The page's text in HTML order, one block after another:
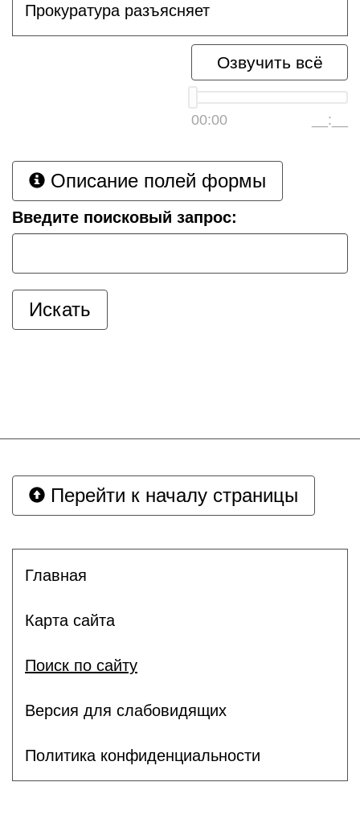
Прокуратура разъясняет
Озвучить всё
00:00 __:__
Описание полей формы
Введите поисковый запрос:
Перейти к началу страницы
Главная
Карта сайта
Поиск по сайту
Версия для слабовидящих
Политика конфиденциальности